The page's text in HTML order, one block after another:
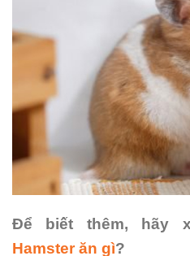
Để biết thêm, hãy
Hamster ăn gì?